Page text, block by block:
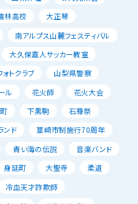
林高校
大正琴
南アルプス山麓フェスティバル
大久保嘉人サッカー教室
トクラブ
山梨県警察
ル 花火師
花火大会
下黒駒
石尊祭
ンド
韮崎市制施行70周年
青い海の伝説
音楽バンド
身延町 大聖寺
柔道
冷血天才詐欺師